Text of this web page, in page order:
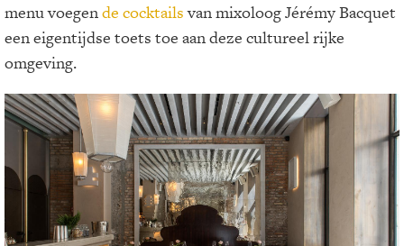
menu voegende cocktailsvan mixoloog Jérémy Bacquet
een eigentijdse toets toe aan deze cultureel rijke
omgeving.